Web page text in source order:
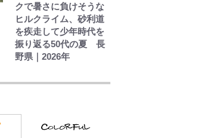
クで暑さに負けそうな
ヒルクライム、砂利道
を疾走して少年時代を
振り返る50代の夏 長
野県｜2026年
うやって入手？｣ブライ
よかった｣｢大喜びのリ